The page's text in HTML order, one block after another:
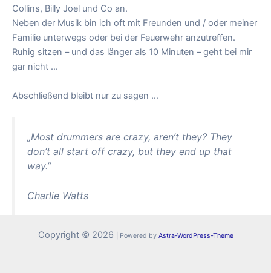
Collins, Billy Joel und Co an.
Neben der Musik bin ich oft mit Freunden und / oder meiner
Familie unterwegs oder bei der Feuerwehr anzutreffen.
Ruhig sitzen – und das länger als 10 Minuten – geht bei mir
gar nicht …
Abschließend bleibt nur zu sagen …
„Most drummers are crazy, aren’t they? They
don’t all start off crazy, but they end up that
way.”
Charlie Watts
Copyright © 2026 | Powered by Astra-WordPress-Theme